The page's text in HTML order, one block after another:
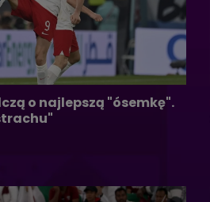
o najlepszą "ósemkę".